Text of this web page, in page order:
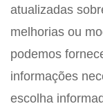
atualizadas
melhorias ou
podemos
informações
escolha